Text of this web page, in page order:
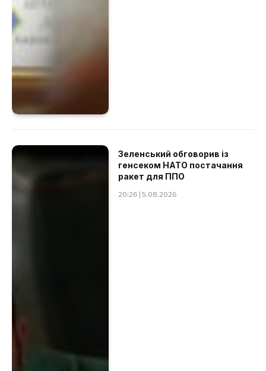
Зеленський обговорив із
генсеком НАТО постачання
ракет для ППО
20:26 | 5.08.2026